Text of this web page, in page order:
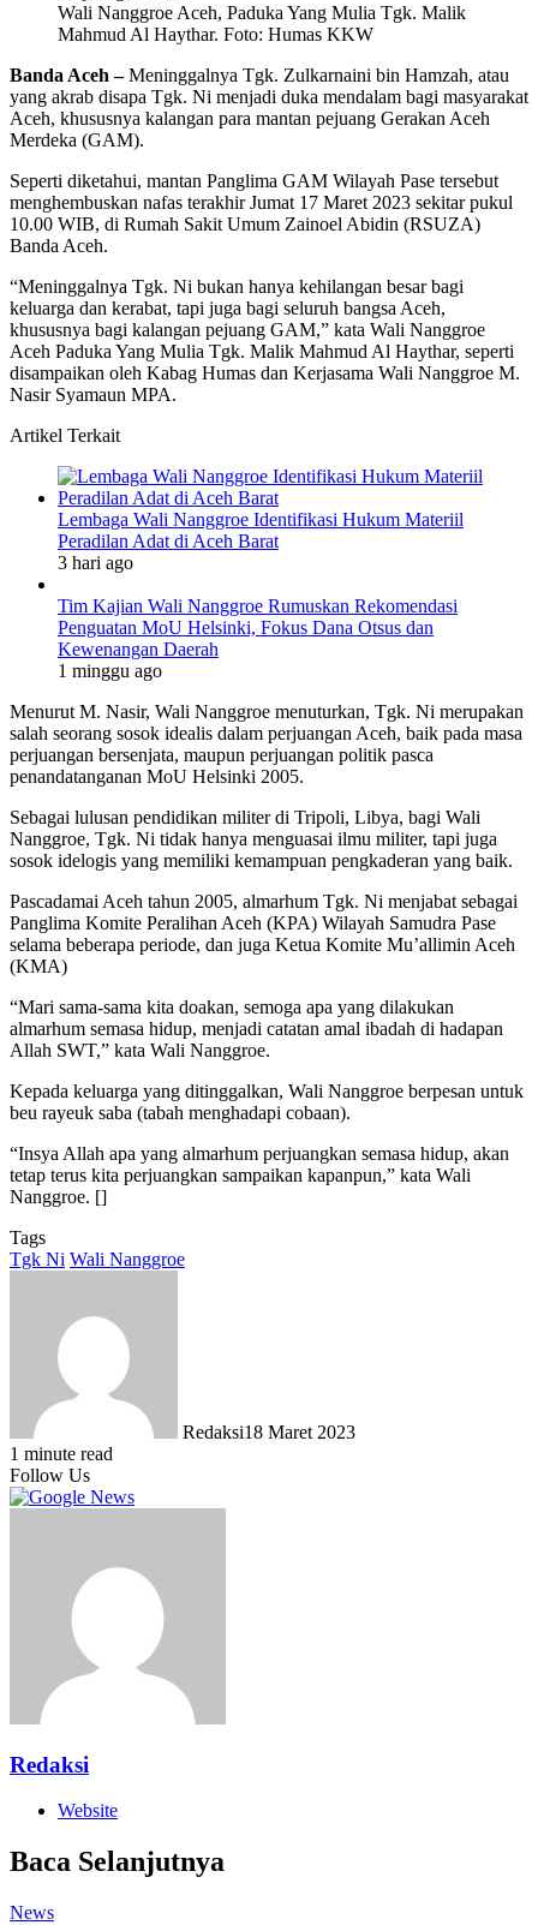
Wali Nanggroe Aceh, Paduka Yang Mulia Tgk. Malik
Mahmud Al Haythar. Foto: Humas KKW
Banda Aceh –Meninggalnya Tgk. Zulkarnaini bin Hamzah, atau
yang akrab disapa Tgk. Ni menjadi duka mendalam bagi masyarakat
Aceh, khususnya kalangan para mantan pejuang Gerakan Aceh
Merdeka (GAM).
Seperti diketahui, mantan Panglima GAM Wilayah Pase tersebut
menghembuskan nafas terakhir Jumat 17 Maret 2023 sekitar pukul
10.00 WIB, di Rumah Sakit Umum Zainoel Abidin (RSUZA)
Banda Aceh.
“Meninggalnya Tgk. Ni bukan hanya kehilangan besar bagi
keluarga dan kerabat, tapi juga bagi seluruh bangsa Aceh,
khususnya bagi kalangan pejuang GAM,” kata Wali Nanggroe
Aceh Paduka Yang Mulia Tgk. Malik Mahmud Al Haythar, seperti
disampaikan oleh Kabag Humas dan Kerjasama Wali Nanggroe M.
Nasir Syamaun MPA.
Artikel Terkait
Lembaga Wali Nanggroe Identifikasi Hukum Materiil
Peradilan Adat di Aceh Barat
3 hari ago
Tim Kajian Wali Nanggroe Rumuskan Rekomendasi
Penguatan MoU Helsinki, Fokus Dana Otsus dan
Kewenangan Daerah
1 minggu ago
Menurut M. Nasir, Wali Nanggroe menuturkan, Tgk. Ni merupakan
salah seorang sosok idealis dalam perjuangan Aceh, baik pada masa
perjuangan bersenjata, maupun perjuangan politik pasca
penandatanganan MoU Helsinki 2005.
Sebagai lulusan pendidikan militer di Tripoli, Libya, bagi Wali
Nanggroe, Tgk. Ni tidak hanya menguasai ilmu militer, tapi juga
sosok idelogis yang memiliki kemampuan pengkaderan yang baik.
Pascadamai Aceh tahun 2005, almarhum Tgk. Ni menjabat sebagai
Panglima Komite Peralihan Aceh (KPA) Wilayah Samudra Pase
selama beberapa periode, dan juga Ketua Komite Mu’allimin Aceh
(KMA)
“Mari sama-sama kita doakan, semoga apa yang dilakukan
almarhum semasa hidup, menjadi catatan amal ibadah di hadapan
Allah SWT,” kata Wali Nanggroe.
Kepada keluarga yang ditinggalkan, Wali Nanggroe berpesan untuk
beu rayeuk saba (tabah menghadapi cobaan).
“Insya Allah apa yang almarhum perjuangkan semasa hidup, akan
tetap terus kita perjuangkan sampaikan kapanpun,” kata Wali
Nanggroe. []
Tags
Tgk Ni Wali Nanggroe
Redaksi18 Maret 2023
1 minute read
Follow Us
Redaksi
Website
Baca Selanjutnya
News